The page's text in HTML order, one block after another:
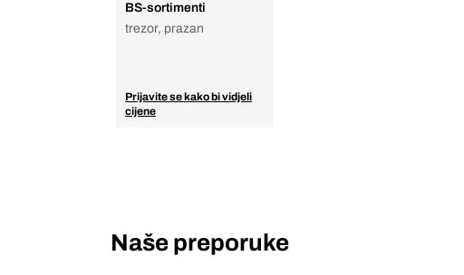
BS-sortimenti
trezor, prazan
Prijavite se kako bi vidjeli
cijene
Naše preporuke